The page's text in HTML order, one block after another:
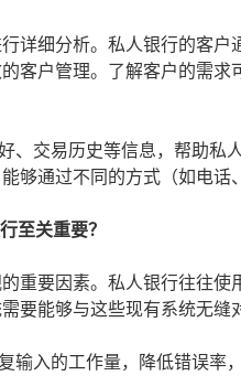
详细分析。私人银行的客
客户管理。了解客户的需
、交易历史等信息，帮助私
够通过不同的方式（如电话
至关重要？
重要因素。私人银行往往使
要能够与这些现有系统无缝
输入的工作量，降低错误率